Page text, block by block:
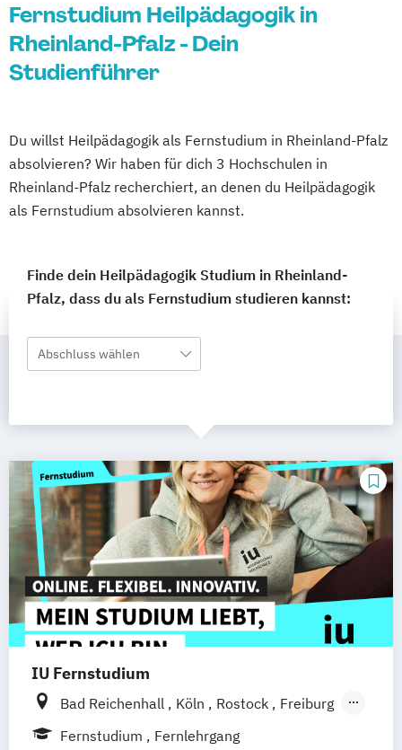
Fernstudium Heilpädagogik in
Rheinland-Pfalz - Dein
Studienführer
Du willst Heilpädagogik als Fernstudium in Rheinland-Pfalz
absolvieren? Wir haben für dich 3 Hochschulen in
Rheinland-Pfalz recherchiert, an denen du Heilpädagogik
als Fernstudium absolvieren kannst.
Finde dein Heilpädagogik Studium in Rheinland-
Pfalz, dass du als Fernstudium studieren kannst:
Abschluss wählen
IU Fernstudium
Bad Reichenhall Köln Rostock
Freiburg
Kiel
Frankfurt am Main
Stuttgart
Fernstudium
Fernlehrgang